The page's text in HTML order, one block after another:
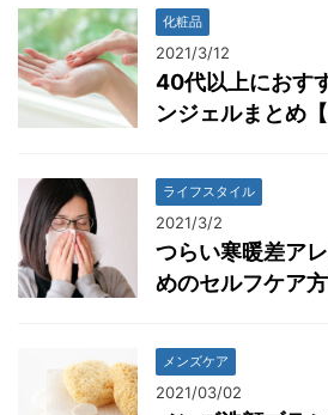
化粧品
2021/3/12
40代以上におす
ンジェルまとめ
ライフスタイル
2021/3/2
つらい寒暖差ア
めのセルフケア
メンズケア
2021/03/02